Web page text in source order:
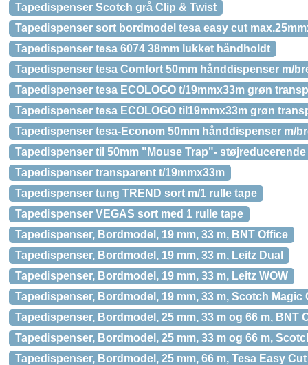
Tapedispenser Scotch grå Clip & Twist
Tapedispenser sort bordmodel tesa easy cut
Tapedispenser tesa 6074 38mm lukket håndholdt
Tapedispenser tesa Comfort 50mm hånddispenser m/
Tapedispenser tesa ECOLOGO t/19mmx33m grøn
Tapedispenser tesa ECOLOGO til19mmx33m grøn
Tapedispenser tesa-Econom 50mm hånddispenser m/
Tapedispenser til 50mm "Mouse Trap"- støjreducerende
Tapedispenser transparent t/19mmx33m
Tapedispenser tung TREND sort m/1 rulle tape
Tapedispenser VEGAS sort med 1 rulle tape
Tapedispenser, Bordmodel, 19 mm, 33 m, BNT Office
Tapedispenser, Bordmodel, 19 mm, 33 m, Leitz Dual
Tapedispenser, Bordmodel, 19 mm, 33 m, Leitz WOW
Tapedispenser, Bordmodel, 19 mm, 33 m, Scotch Magic
Tapedispenser, Bordmodel, 25 mm, 33 m og 66 m, BNT
Tapedispenser, Bordmodel, 25 mm, 33 m og 66 m,
Tapedispenser, Bordmodel, 25 mm, 66 m, Tesa Easy Cut